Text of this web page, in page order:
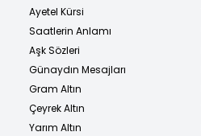
Ayetel Kürsi
Saatlerin Anlamı
Aşk Sözleri
Günaydın Mesajları
Gram Altın
Çeyrek Altın
Yarım Altın